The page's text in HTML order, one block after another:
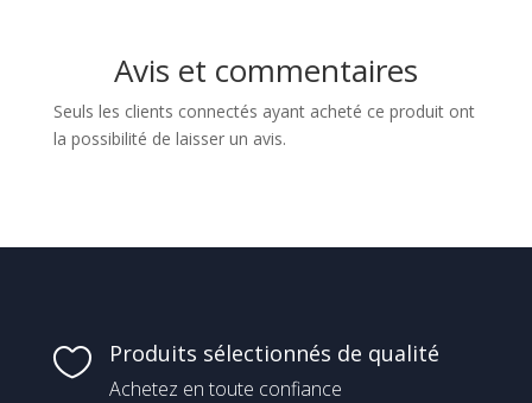
Avis et commentaires
Seuls les clients connectés ayant acheté ce produit ont
la possibilité de laisser un avis.
 Produits sélectionnés de qualité
Achetez en toute confiance